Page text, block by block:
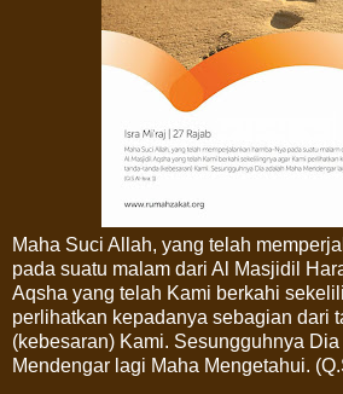
Maha Suci Allah, yang telah
pada suatu malam dari Al Masjidil
Aqsha yang telah Kami berkahi
perlihatkan kepadanya sebagian dari
(kebesaran) Kami. Sesungguhnya
Mendengar lagi Maha Mengetahui.